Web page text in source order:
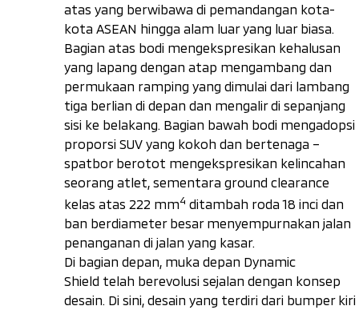
atas yang berwibawa di pemandangan kota-
kota ASEAN hingga alam luar yang luar biasa.
Bagian atas bodi mengekspresikan kehalusan
yang lapang dengan atap mengambang dan
permukaan ramping yang dimulai dari lambang
tiga berlian di depan dan mengalir di sepanjang
sisi ke belakang. Bagian bawah bodi mengadopsi
proporsi SUV yang kokoh dan bertenaga –
spatbor berotot mengekspresikan kelincahan
seorang atlet, sementara ground clearance
kelas atas 222 mm4 ditambah roda 18 inci dan
ban berdiameter besar menyempurnakan jalan
penanganan di jalan yang kasar.
Di bagian depan, muka depan Dynamic
Shield telah berevolusi sejalan dengan konsep
desain. Di sini, desain yang terdiri dari bumper kiri